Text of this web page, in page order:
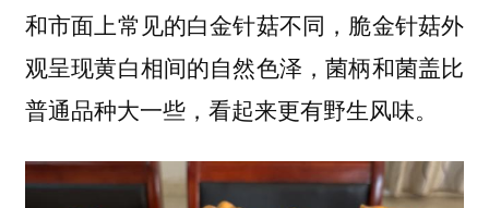
和市面上常见的白金针菇不同，脆金针菇外
观呈现黄白相间的自然色泽，菌柄和菌盖比
普通品种大一些，看起来更有野生风味。